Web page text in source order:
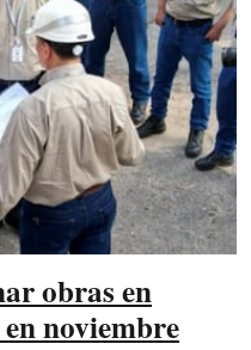
obras en
noviembre